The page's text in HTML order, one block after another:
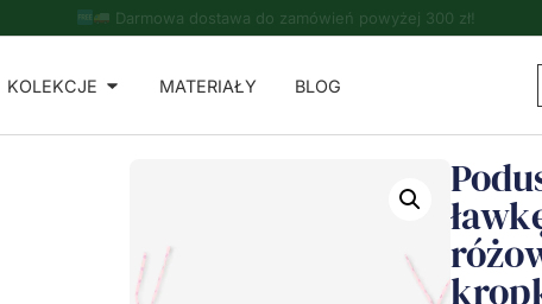
Do zamówień powyżej 500 zł - ręcznik kuchenny gratis!
KOLEKCJE MATERIAŁY BLOG